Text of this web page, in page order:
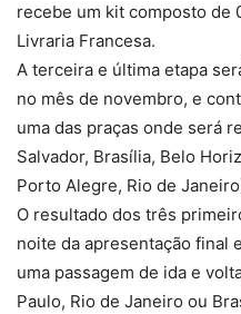
recebe um kit composto de
Livraria Francesa.
A terceira e última etapa
no mês de novembro, e
uma das praças onde será
Salvador, Brasília, Belo
Porto Alegre, Rio de
O resultado dos três
noite da apresentação final
uma passagem de ida e
Paulo, Rio de Janeiro ou